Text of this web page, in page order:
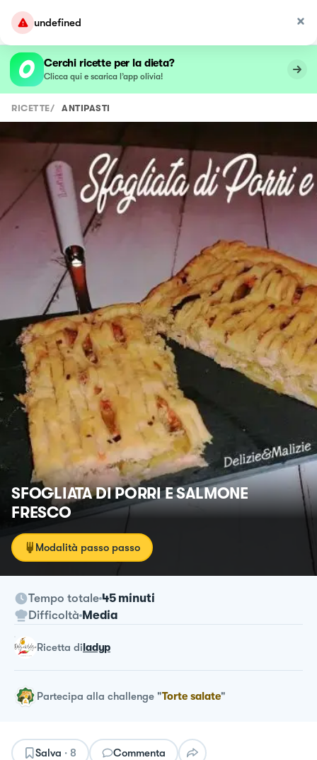
undefined
Cerchi ricette per la dieta?
Clicca qui e scarica l’app olivia!
RICETTE/ ANTIPASTI
SFOGLIATA DI PORRI E SALMONE
FRESCO
Modalità passo passo
Tempo totale 45 minuti
Difficoltà Media
ricetta diladyp
Partecipa alla challenge "Torte salate"
Salva · 8 Commenta